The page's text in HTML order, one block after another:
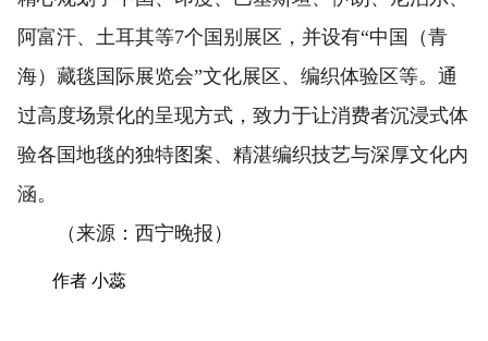
阿富汗、土耳其等7个国别展区，并设有“中国（青
海）藏毯国际展览会”文化展区、编织体验区等。通
过高度场景化的呈现方式，致力于让消费者沉浸式体
验各国地毯的独特图案、精湛编织技艺与深厚文化内
涵。
（来源：西宁晚报）
作者 小蕊